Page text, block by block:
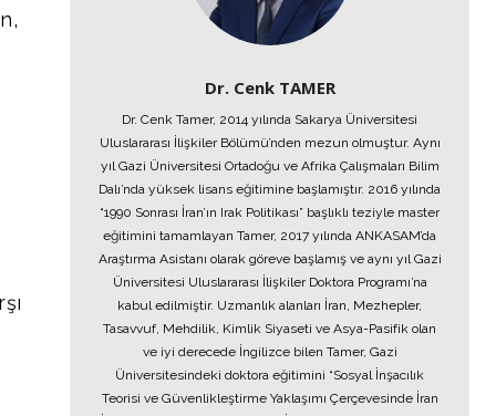
Dr. Cenk TAMER
Dr. Cenk Tamer, 2014 yılında Sakarya Üniversitesi
Uluslararası İlişkiler Bölümü’nden mezun olmuştur. Aynı
yıl Gazi Üniversitesi Ortadoğu ve Afrika Çalışmaları Bilim
Dalı’nda yüksek lisans eğitimine başlamıştır. 2016 yılında
“1990 Sonrası İran’ın Irak Politikası” başlıklı teziyle master
eğitimini tamamlayan Tamer, 2017 yılında ANKASAM’da
Araştırma Asistanı olarak göreve başlamış ve aynı yıl Gazi
Üniversitesi Uluslararası İlişkiler Doktora Programı’na
kabul edilmiştir. Uzmanlık alanları İran, Mezhepler,
Tasavvuf, Mehdilik, Kimlik Siyaseti ve Asya-Pasifik olan
ve iyi derecede İngilizce bilen Tamer, Gazi
Üniversitesindeki doktora eğitimini “Sosyal İnşacılık
Teorisi ve Güvenlikleştirme Yaklaşımı Çerçevesinde İran